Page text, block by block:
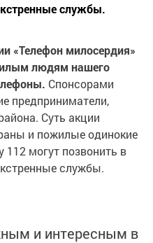
службы.
«Телефон милосердия»
людям нашего
Спонсорами
предприниматели,
Суть акции
и пожилые одинокие
могут позвонить в
службы.
и интересным в